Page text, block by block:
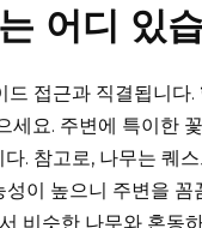
어디 있
드 접근과 직결됩니다.
세요. 주변에 특이한
다. 참고로, 나무는 퀘
성이 높으니 주변을 꼼
비슷한 나무와 혼동